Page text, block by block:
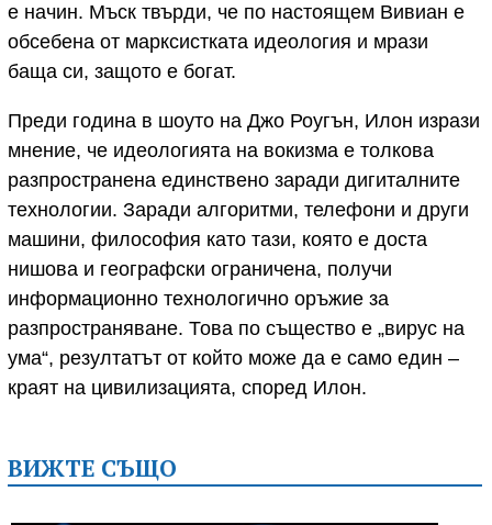
е начин. Мъск твърди, че по настоящем Вивиан е
обсебена от марксистката идеология и мрази
баща си, защото е богат.
Преди година в шоуто на Джо Роугън, Илон изрази
мнение, че идеологията на вокизма е толкова
разпространена единствено заради дигиталните
технологии. Заради алгоритми, телефони и други
машини, философия като тази, която е доста
нишова и географски ограничена, получи
информационно технологично оръжие за
разпространяване. Това по същество е „вирус на
ума“, резултатът от който може да е само един –
краят на цивилизацията, според Илон.
ВИЖТЕ СЪЩО